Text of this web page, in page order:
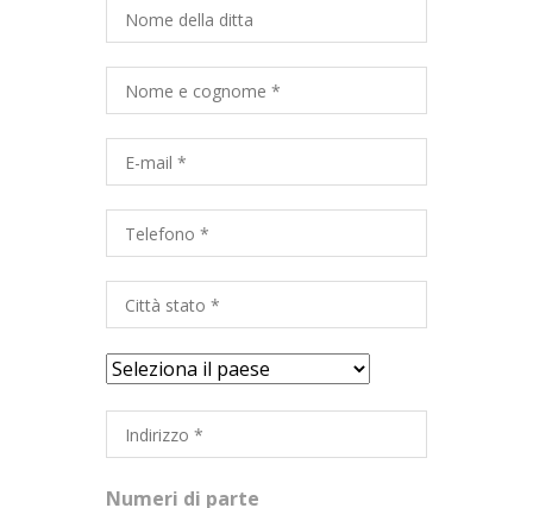
Numeri di parte